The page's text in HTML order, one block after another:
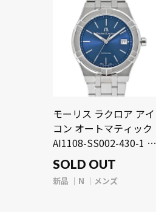
モーリス ラクロア アイ
コン オートマティック
AI1108-SS002-430-1 ブ
ルー メンズ 時計 【新
品】【wristwatch】
SOLD OUT
新品 N メンズ